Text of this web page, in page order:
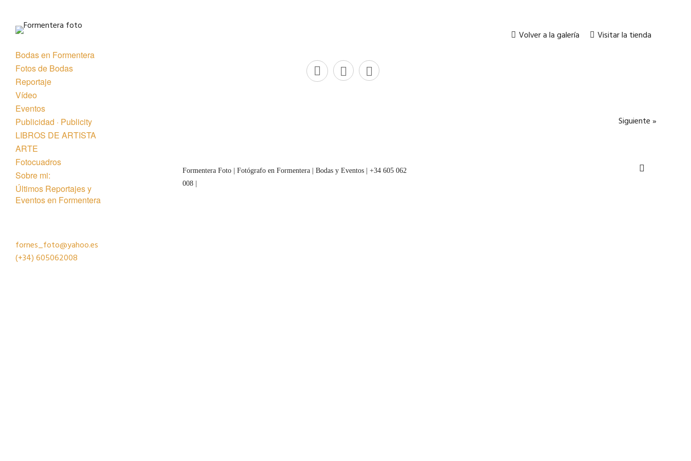
Bodas en Formentera
Fotos de Bodas
Reportaje
Vídeo
Eventos
Publicidad · Publicity
LIBROS DE ARTISTA
ARTE
Fotocuadros
Sobre mi:
Últimos Reportajes y
Eventos en Formentera
fornes_foto@yahoo.es
(+34)605062008
Volver a la galería Visitar la tienda
« Anterior Siguiente »
Formentera Foto | Fotógrafo en Formentera | Bodas y Eventos | +34 605 062
008 |